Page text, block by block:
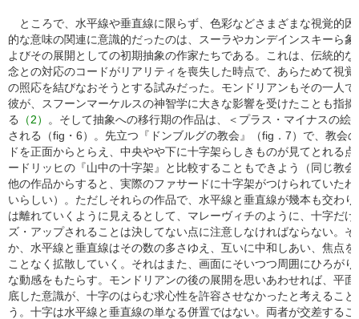
ところで、水平線や垂直線に限らず、色彩などさまざまな視覚的因
的な意味の関連に意識的だったのは、スーラやカンデインスキーら象
よびその展開としての初期抽象の作家たちである。これは、伝統的な
念との対応のコードがリアリティを喪失した時点で、あらためて視覚
の照応を結びなおそうとする試みだった。モンドリアンもその一人で
彼が、スフーンマーケルスの神智学に大きな影響を受けたことも指摘
る
（2）
。そして抽象への移行期の作品は、＜プラス・マイナスの絵
される（fig・6）。先立つ『ドンブルグの教会』（fig．7）で、教会
ドを正面からとらえ、中央やや下に十字架らしきものが見てとれる
ードリッヒの『山中の十字架』と比較することもできよう（同じ教会
他の作品からすると、実際のファサードに十字架がつけられていたわ
いらしい）。ただしそれらの作品で、水平線と垂直線が幾本も交わり
は離れていくように見えるとして、マレーヴィチのように、十字だけ
ズ・アップされることは決してない点に注意しなければならない。そ
か、水平線と垂直線はその数の多さゆえ、互いに中和しあい、焦点を
ことなく拡散していく。それはまた、画面にそいつつ周囲にひろがり
な動感をもたらす。モンドリアンの後の展開を思いあわせれば、平面
底した意識が、十字のはらむ求心性を許容させなかったと考えること
う。十字は水平線と垂直線の単なる併置ではない。両者が交差するこ